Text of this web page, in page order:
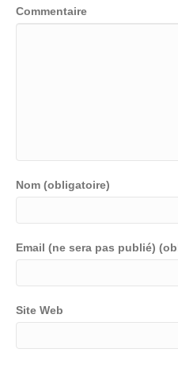
Commentaire
Nom (obligatoire)
Email (ne sera pas publié)
Site Web